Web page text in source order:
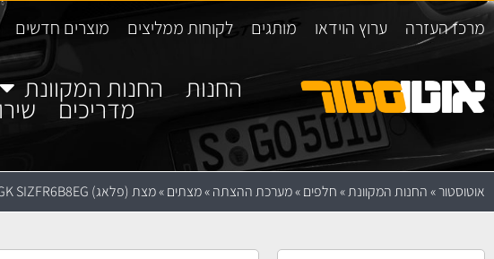
מרכז העזרה ערוץ הוידאו מותגים לקוחות ממליצים מוצרים חדשים
החנות החנות המקוונת
מדריכים
אוטוסטור»החנות המקוונת»חלפים»מערכת ההצתה»מצתים»מצת (פלאג) NGK SIZFR6B8EG